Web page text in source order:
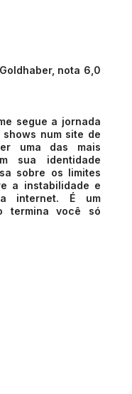
nota 6,0
segue a jornada
num site de
uma das mais
sua identidade
sobre os limites
a instabilidade e
internet. É um
termina você só